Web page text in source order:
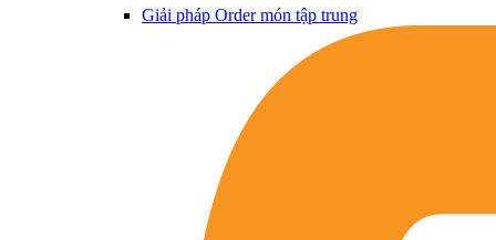
Giải pháp Order món tập trung